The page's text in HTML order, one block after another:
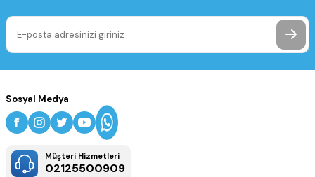
Sosyal Medya
Müşteri Hizmetleri
02125500909